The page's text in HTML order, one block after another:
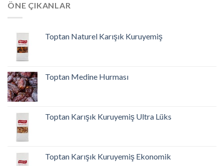
ÖNE ÇIKANLAR
Toptan Naturel Karışık Kuruyemiş
Toptan Medine Hurması
Toptan Karışık Kuruyemiş Ultra Lüks
Toptan Karışık Kuruyemiş Ekonomik